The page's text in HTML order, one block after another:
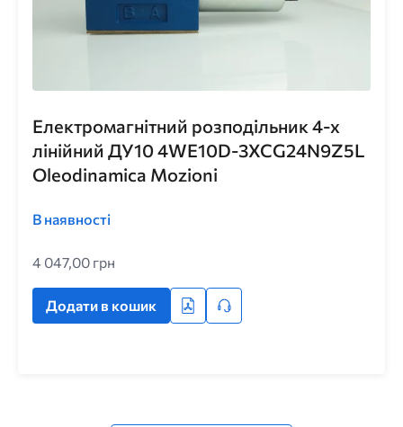
Електромагнітний розподільник 4-х
лінійний ДУ10 4WE10D-3XCG24N9Z5L
Oleodinamica Mozioni
В наявності
4 047,00 грн
Додати в кошик